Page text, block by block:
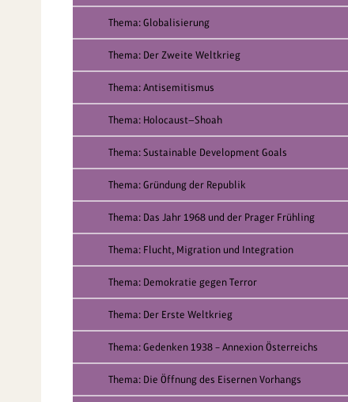
Thema: Globalisierung
Thema: Der Zweite Weltkrieg
Thema: Antisemitismus
Thema: Holocaust—Shoah
Thema: Sustainable Development Goals
Thema: Gründung der Republik
Thema: Das Jahr 1968 und der Prager Frühling
Thema: Flucht, Migration und Integration
Thema: Demokratie gegen Terror
Thema: Der Erste Weltkrieg
Thema: Gedenken 1938 – Annexion Österreichs
Thema: Die Öffnung des Eisernen Vorhangs